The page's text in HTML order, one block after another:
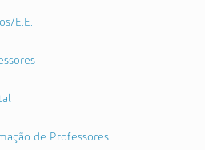
E.E.
de Professores